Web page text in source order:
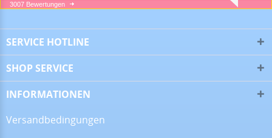
05.08.26▼
3007 Bewertungen
SERVICE HOTLINE
SHOP SERVICE
INFORMATIONEN
Versandbedingungen